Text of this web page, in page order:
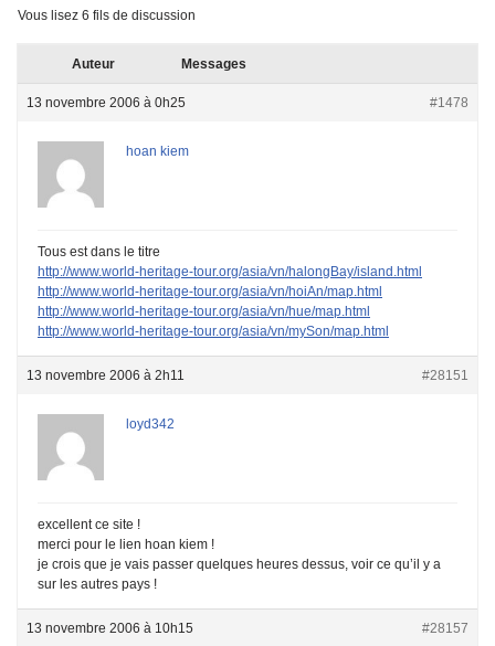
Vous lisez 6 fils de discussion
Auteur Messages
13 novembre 2006 à 0h25 #1478
hoan kiem
Tous est dans le titre
http://www.world-heritage-tour.org/asia/vn/halongBay/island.html
http://www.world-heritage-tour.org/asia/vn/hoiAn/map.html
http://www.world-heritage-tour.org/asia/vn/hue/map.html
http://www.world-heritage-tour.org/asia/vn/mySon/map.html
13 novembre 2006 à 2h11 #28151
loyd342
excellent ce site !
merci pour le lien hoan kiem !
je crois que je vais passer quelques heures dessus, voir ce qu’il y a
sur les autres pays !
13 novembre 2006 à 10h15 #28157